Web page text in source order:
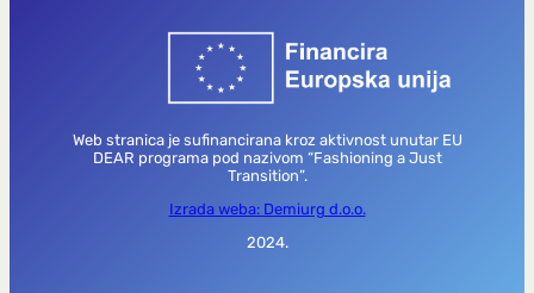
Web stranica je sufinancirana kroz aktivnost unutar EU
DEAR programa pod nazivom “Fashioning a Just
Transition”.
Izrada weba: Demiurg d.o.o.
2024.